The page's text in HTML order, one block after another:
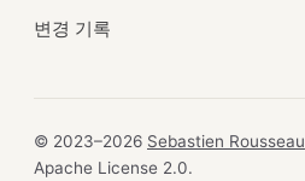
변경 기록
© 2023–2026 Sebastien Rousseau
Apache License 2.0.